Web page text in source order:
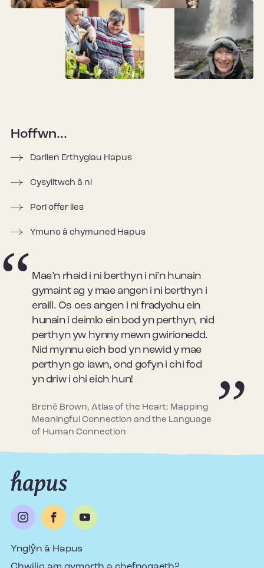
Hoffwn...
Darllen Erthyglau Hapus
Cysylltwch â ni
Pori offer lles
Ymuno â chymuned Hapus
Mae’n rhaid i ni berthyn i ni’n hunain
gymaint ag y mae angen i ni berthyn i
eraill. Os oes angen i ni fradychu ein
hunain i deimlo ein bod yn perthyn, nid
perthyn yw hynny mewn gwirionedd.
Nid mynnu eich bod yn newid y mae
perthyn go iawn, ond gofyn i chi fod
yn driw i chi eich hun!
Brené Brown, Atlas of the Heart: Mapping
Meaningful Connection and the Language
of Human Connection
Ynglŷn â Hapus